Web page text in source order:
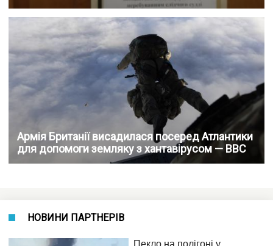
Армія Британії висадилася посеред Атлантики
для допомоги земляку з хантавірусом — BBC
НОВИНИ ПАРТНЕРІВ